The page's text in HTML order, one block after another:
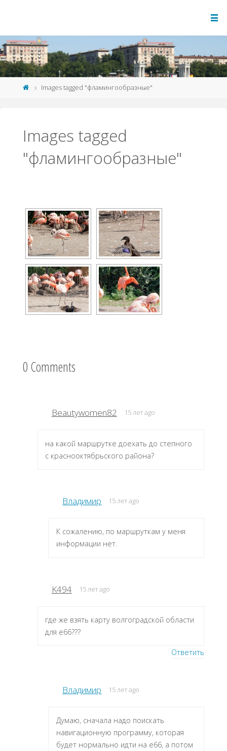
Images tagged "фламингообразные"
Images tagged
"фламингообразные"
0 Comments
Beautywomen82 15 лет ago
на какой маршрутке доехать до степного
с краснооктябрьского района?
Владимир 15 лет ago
К сожалению, по маршруткам у меня
информации нет.
K494 15 лет ago
где же взять карту волгоградской области
для е66???
Ответить
Владимир 15 лет ago
Думаю, сначала надо поискать
навигационную программу, которая
будет нормально идти на e66, а потом